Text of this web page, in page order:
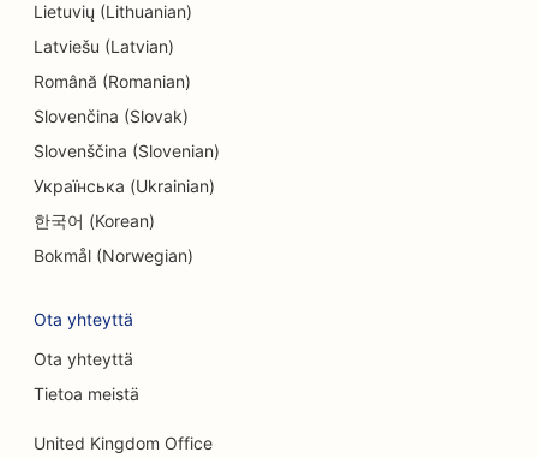
Lietuvių (Lithuanian)
Latviešu (Latvian)
Română (Romanian)
Slovenčina (Slovak)
Slovenščina (Slovenian)
Українська (Ukrainian)
한국어 (Korean)
Bokmål (Norwegian)
Ota yhteyttä
Ota yhteyttä
Tietoa meistä
United Kingdom Office